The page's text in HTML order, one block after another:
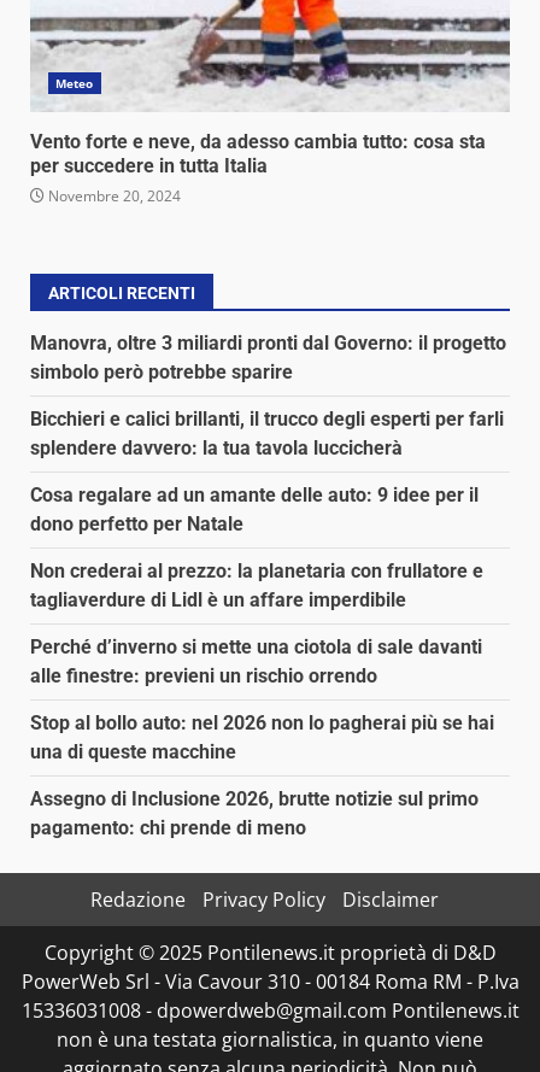
Meteo
Vento forte e neve, da adesso cambia tutto: cosa sta
per succedere in tutta Italia
Novembre 20, 2024
ARTICOLI RECENTI
Manovra, oltre 3 miliardi pronti dal Governo: il progetto
simbolo però potrebbe sparire
Bicchieri e calici brillanti, il trucco degli esperti per farli
splendere davvero: la tua tavola luccicherà
Cosa regalare ad un amante delle auto: 9 idee per il
dono perfetto per Natale
Non crederai al prezzo: la planetaria con frullatore e
tagliaverdure di Lidl è un affare imperdibile
Perché d’inverno si mette una ciotola di sale davanti
alle finestre: previeni un rischio orrendo
Stop al bollo auto: nel 2026 non lo pagherai più se hai
una di queste macchine
Assegno di Inclusione 2026, brutte notizie sul primo
pagamento: chi prende di meno
Redazione Privacy Policy
Disclaimer
Copyright © 2025 Pontilenews.it proprietà di D&D
PowerWeb Srl - Via Cavour 310 - 00184 Roma RM - P.Iva
15336031008 - dpowerdweb@gmail.com Pontilenews.it
non è una testata giornalistica, in quanto viene